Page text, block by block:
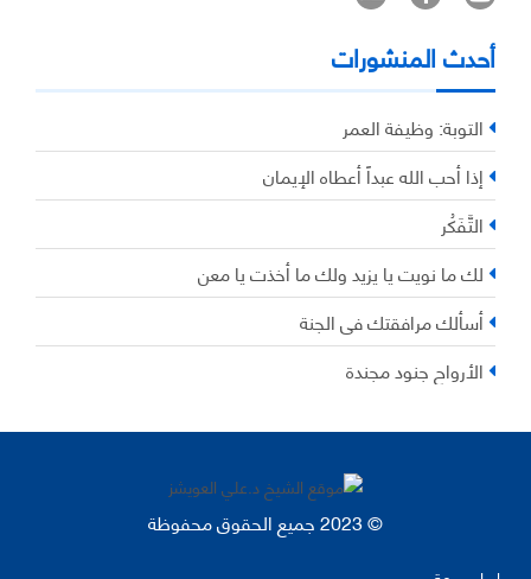
أحدث المنشورات
التوبة: وظيفة العمر
إذا أحب الله عبداً أعطاه الإيمان
التَّفَكُر
لك ما نويت يا يزيد ولك ما أخذت يا معن
أسألك مرافقتك في الجنة
الأرواح جنود مجندة
© 2023 جميع الحقوق محفوظة